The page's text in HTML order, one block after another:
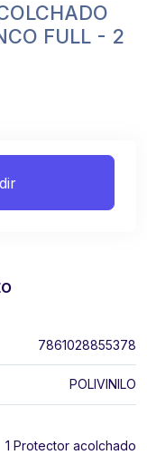
FULL - 2
7861028855378
POLIVINILO
1 Protector acolchado